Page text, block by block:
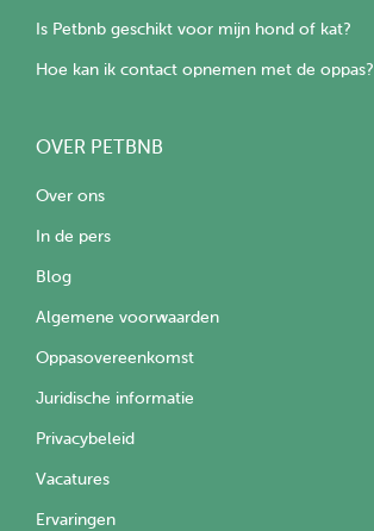
Is Petbnb geschikt voor mijn hond of kat?
Hoe kan ik contact opnemen met de oppas?
OVER PETBNB
Over ons
In de pers
Blog
Algemene voorwaarden
Oppasovereenkomst
Juridische informatie
Privacybeleid
Vacatures
Ervaringen